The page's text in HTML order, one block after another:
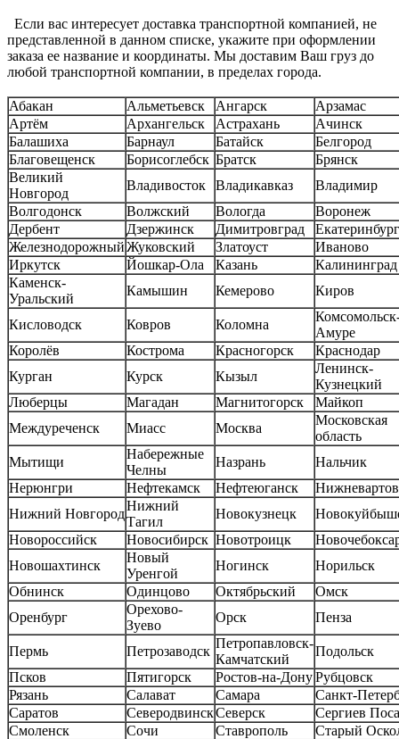
Если вас интересует доставка транспортной компанией, не
представленной в данном списке, укажите при оформлении
заказа ее название и координаты. Мы доставим Ваш груз до
любой транспортной компании, в пределах города.
Абакан Альметьевск Ангарск
Арзамас
Артём
Архангельск Астрахань
Ачинск
Балашиха
Барнаул Батайск
Белгород
Благовещенск
Борисоглебск Братск
Брянск
Великий
Новгород
Владивосток Владикавказ
Владимир
Волгодонск
Волжский Вологда
Воронеж
Дербент
Дзержинск Димитровград
Екатеринбург
ЖелезнодорожныйЖуковский Златоуст
Иваново
Иркутск
Йошкар-Ола Казань
Калининград
Каменск-
Уральский
Камышин Кемерово Киров
Кисловодск Ковров Коломна
Амуре
Королёв
Кострома Красногорск
Краснодар
Курган
Курск Кызыл
Ленинск-
Кузнецкий
Люберцы
Магадан Магнитогорск
Майкоп
Междуреченск
Миасс Москва
Московская
область
Мытищи
Набережные
Челны
Назрань
Нальчик
Нерюнгри
Нефтекамск Нефтеюганск
Нижний Новгород
Нижний
Тагил
Новокузнецк
Новороссийск
Новосибирск Новотроицк
Новошахтинск
Новый
Уренгой
Ногинск
Норильск
Обнинск
Одинцово Октябрьский
Омск
Оренбург
Орехово-
Зуево
Орск Пенза
Пермь Петрозаводск
Петропавловск-
Камчатский
Подольск
Псков
Пятигорск Ростов-на-ДонуРубцовск
Рязань
Салават Самара
Санкт-
Саратов
СеверодвинскСеверск
Сергиев
Смоленск
Сочи Ставрополь
Старый